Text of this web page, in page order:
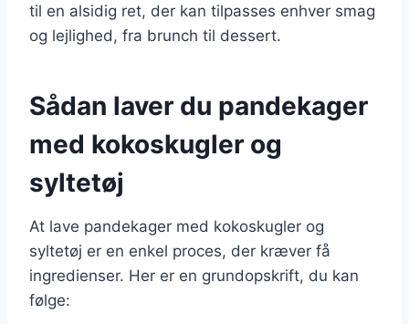
til en alsidig ret, der kan tilpasses enhver smag
og lejlighed, fra brunch til dessert.
Sådan laver du pandekager
med kokoskugler og
syltetøj
At lave pandekager med kokoskugler og
syltetøj er en enkel proces, der kræver få
ingredienser. Her er en grundopskrift, du kan
følge: